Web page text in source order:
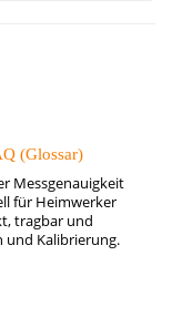
(Glossar)
Messgenauigkeit
für Heimwerker
tragbar und
und Kalibrierung.